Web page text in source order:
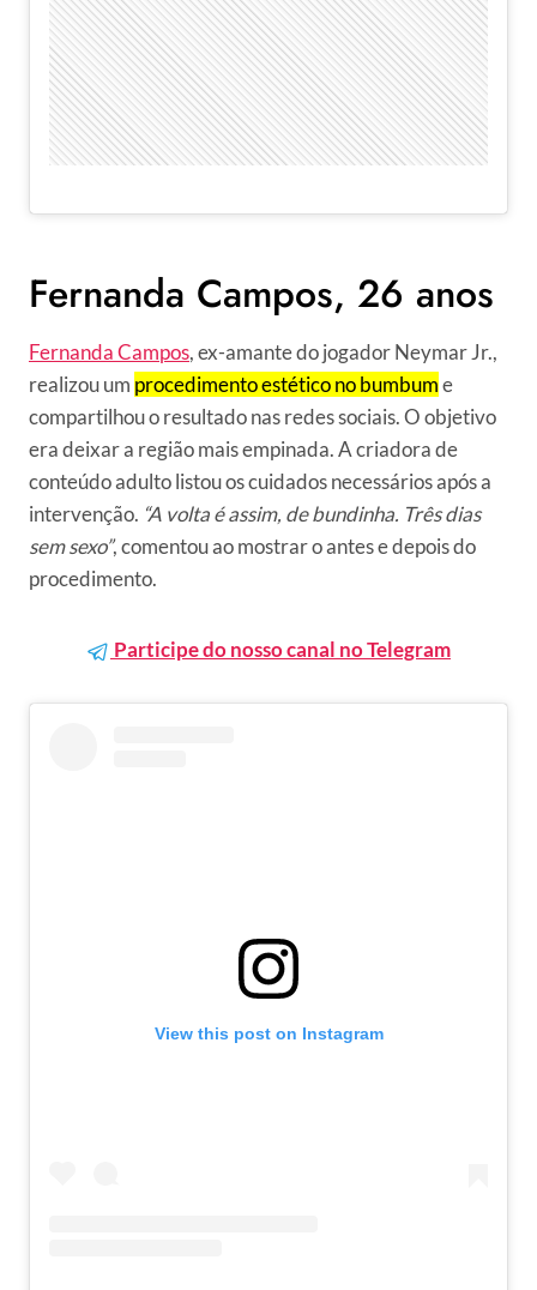
Fernanda Campos, 26 anos
Fernanda Campos, ex-amante do jogador Neymar Jr.,
realizou um procedimento estético no bumbume
compartilhou o resultado nas redes sociais. O objetivo
era deixar a região mais empinada. A criadora de
conteúdo adulto listou os cuidados necessários após a
intervenção. “A volta é assim, de bundinha. Três dias
sem sexo”, comentou ao mostrar o antes e depois do
procedimento.
Participe do nosso canal no Telegram
View this post on Instagram